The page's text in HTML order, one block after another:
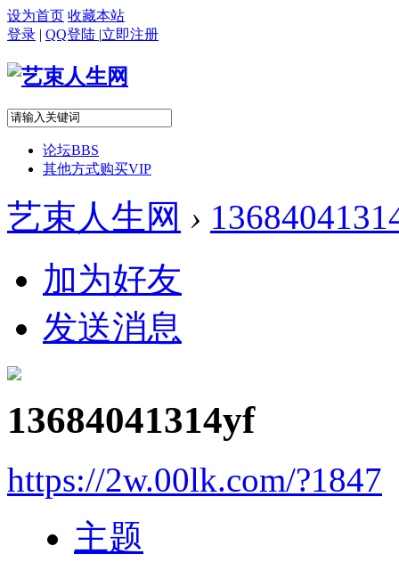
设为首页 收藏本站
登录 | QQ登陆 |立即注册
论坛BBS
其他方式购买VIP
艺束人生网 ›
加为好友
发送消息
13684041314yf
https://2w.00lk.com/?1847
主题